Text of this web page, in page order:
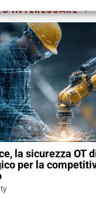
INTERESSARE ⇢
la sicurezza OT
per la